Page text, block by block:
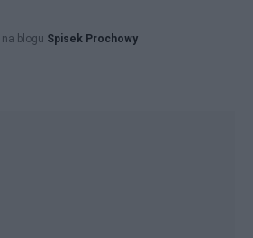
na blogu Spisek Prochowy